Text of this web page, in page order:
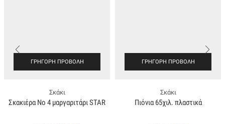
ΓΡΉΓΟΡΗ ΠΡΟΒΟΛΉ
Σκάκι
Σκακιέρα Νο 4 μαργαριτάρι STAR
ΓΡΉΓΟΡΗ ΠΡΟΒΟΛΉ
Σκάκι
Πιόνια 65χιλ. πλαστικά